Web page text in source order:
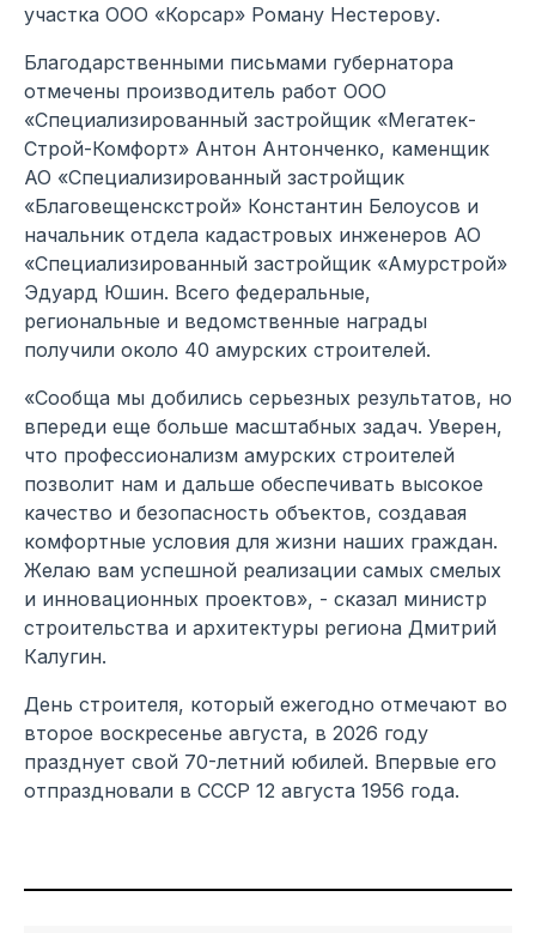
участка ООО «Корсар» Роману Нестерову.
Благодарственными письмами губернатора
отмечены производитель работ ООО
«Специализированный застройщик «Мегатек-
Строй-Комфорт» Антон Антонченко, каменщик
АО «Специализированный застройщик
«Благовещенскстрой» Константин Белоусов и
начальник отдела кадастровых инженеров АО
«Специализированный застройщик «Амурстрой»
Эдуард Юшин. Всего федеральные,
региональные и ведомственные награды
получили около 40 амурских строителей.
«Сообща мы добились серьезных результатов, но
впереди еще больше масштабных задач. Уверен,
что профессионализм амурских строителей
позволит нам и дальше обеспечивать высокое
качество и безопасность объектов, создавая
комфортные условия для жизни наших граждан.
Желаю вам успешной реализации самых смелых
и инновационных проектов», - сказал министр
строительства и архитектуры региона Дмитрий
Калугин.
День строителя, который ежегодно отмечают во
второе воскресенье августа, в 2026 году
празднует свой 70-летний юбилей. Впервые его
отпраздновали в СССР 12 августа 1956 года.